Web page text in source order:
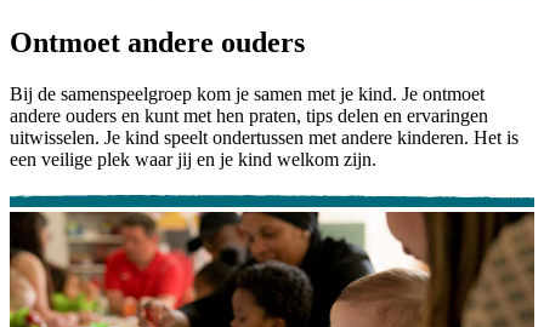
Ontmoet andere ouders
Bij de samenspeelgroep kom je samen met je kind. Je ontmoet
andere ouders en kunt met hen praten, tips delen en ervaringen
uitwisselen. Je kind speelt ondertussen met andere kinderen. Het is
een veilige plek waar jij en je kind welkom zijn.